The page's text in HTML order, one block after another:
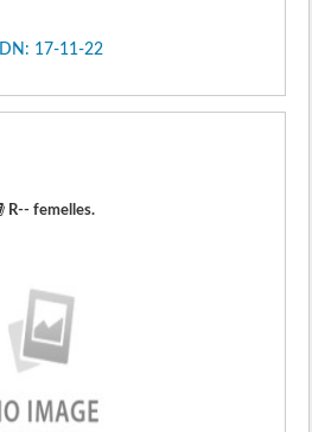
DN: 17-11-22
R-- femelles.